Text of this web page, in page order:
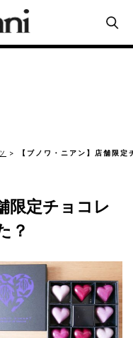
【ブノワ・ニアン】店舗限
限定チョコレ
？